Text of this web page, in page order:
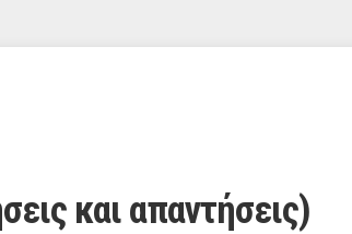
και απαντήσεις)